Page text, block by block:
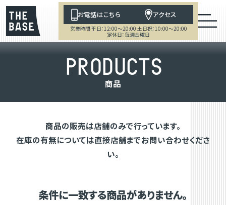
お電話はこちら アクセス
営業時間 平日：12:00～20:00 土日祝：10:00～20:00
定休日：毎週金曜日
PRODUCTS
商品
商品の販売は店舗のみで行っています。
在庫の有無については直接店舗までお問い合わせくださ
い。
条件に一致する商品がありません。